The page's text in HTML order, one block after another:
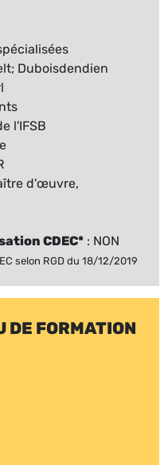
Duboisdendien
l'IFSB
d'œuvre,
CDEC* : NON
selon RGD du 18/12/2019
DE FORMATION